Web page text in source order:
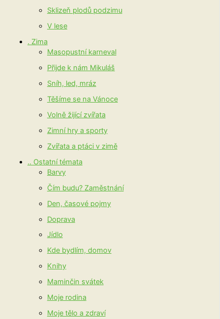
Sklizeň plodů podzimu
V lese
. Zima
Masopustní karneval
Přijde k nám Mikuláš
Sníh, led, mráz
Těšíme se na Vánoce
Volně žijící zvířata
Zimní hry a sporty
Zvířata a ptáci v zimě
.. Ostatní témata
Barvy
Čím budu? Zaměstnání
Den, časové pojmy
Doprava
Jídlo
Kde bydlím, domov
Knihy
Maminčin svátek
Moje rodina
Moje tělo a zdraví